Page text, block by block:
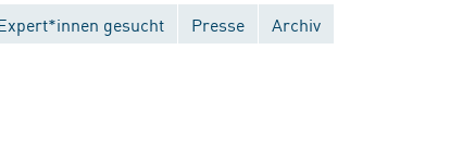
gesucht Presse Archiv